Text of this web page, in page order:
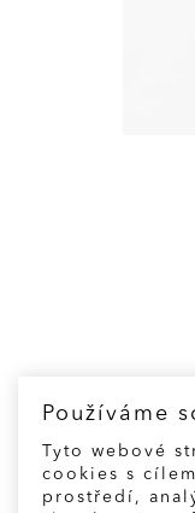
Používáme
Tyto webové
cookies s
prostředí,